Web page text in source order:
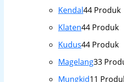
Kendal44 Produk
Klaten44 Produk
Kudus44 Produk
Magelang33
Mungkid11